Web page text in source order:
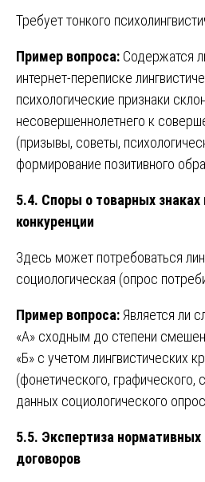
Требует тонкого
Пример вопроса: Содержатся
интернет-переписке
психологические признаки
несовершеннолетнего к
(призывы, советы,
формирование позитивного
5.4. Споры о товарных знаках
конкуренции
Здесь может потребоваться
социологическая (опрос
Пример вопроса: Является ли
«А» сходным до степени
«Б» с учетом лингвистических
(фонетического, графического,
данных социологического
5.5. Экспертиза нормативных
договоров